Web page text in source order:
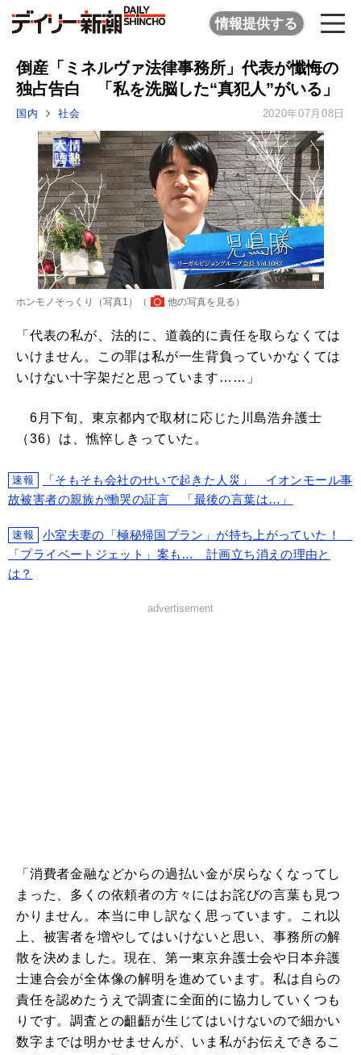
情報提供する
倒産「ミネルヴァ法律事務所」代表が懺悔の
独占告白 「私を洗脳した“真犯人”がいる」
国内 社会 2020年07月08日
ホンモノそっくり（写真1）（ 他の写真を見る ）
「代表の私が、法的に、道義的に責任を取らなくては
いけません。この罪は私が一生背負っていかなくては
いけない十字架だと思っています……」
6月下旬、東京都内で取材に応じた川島浩弁護士
（36）は、憔悴しきっていた。
速報
「そもそも会社のせいで起きた人災」 イオンモール事
故被害者の親族が慟哭の証言 「最後の言葉は…」
速報
小室夫妻の「極秘帰国プラン」が持ち上がっていた！
「プライベートジェット」案も… 計画立ち消えの理由と
は？
advertisement
「消費者金融などからの過払い金が戻らなくなってし
まった、多くの依頼者の方々にはお詫びの言葉も見つ
かりません。本当に申し訳なく思っています。これ以
上、被害者を増やしてはいけないと思い、事務所の解
散を決めました。現在、第一東京弁護士会や日本弁護
士連合会が全体像の解明を進めています。私は自らの
責任を認めたうえで調査に全面的に協力していくつも
りです。調査との齟齬が生じてはいけないので細かい
数字までは明かせませんが、いま私がお伝えできるこ